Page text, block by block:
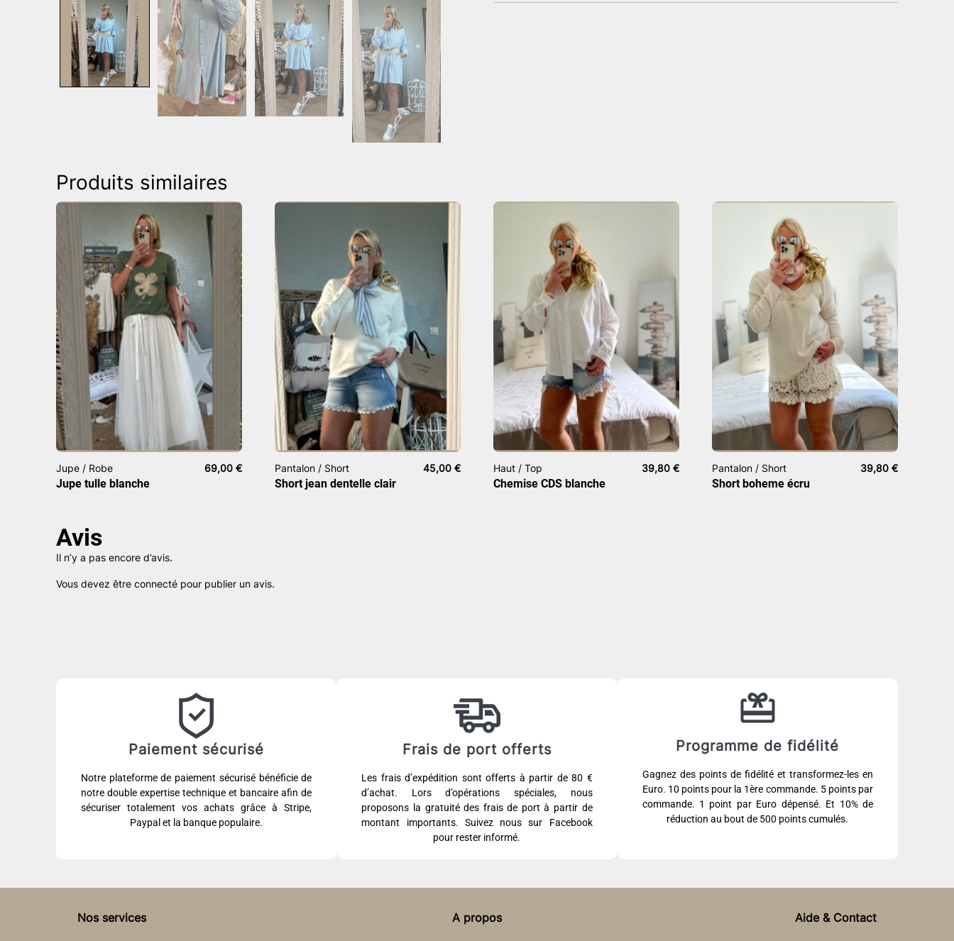
Produits similaires
Jupe / Robe 69,00 €
Jupe tulle blanche
Pantalon / Short 45,00 €
Short jean dentelle clair
Haut / Top 39,80 €
Chemise CDS blanche
Pantalon / Short 39,80 €
Short boheme écru
Avis
Il n’y a pas encore d’avis.
Vous devez être connecté pour publier un avis.
Paiement sécurisé
Notre plateforme de paiement sécurisé bénéficie de
notre double expertise technique et bancaire afin de
sécuriser totalement vos achats grâce à Stripe,
Paypal et la banque populaire.
Frais de port offerts
Les frais d’expédition sont offerts à partir de 80 €
d’achat. Lors d’opérations spéciales, nous
proposons la gratuité des frais de port à partir de
montant importants. Suivez nous sur Facebook
pour rester informé.
Programme de fidélité
Gagnez des points de fidélité et transformez-les en
Euro. 10 points pour la 1ère commande. 5 points par
commande. 1 point par Euro dépensé. Et 10% de
réduction au bout de 500 points cumulés.
Nos services A propos Aide & Contact